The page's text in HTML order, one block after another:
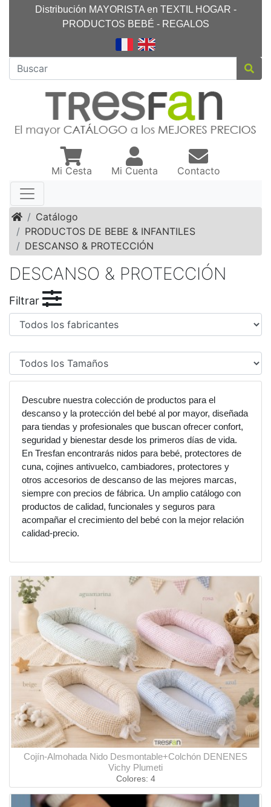
Distribución MAYORISTA en TEXTIL HOGAR -
PRODUCTOS BEBÉ - REGALOS
Mi Cesta Mi Cuenta Contacto
InicioCatálogo
PRODUCTOS DE BEBE & INFANTILES
DESCANSO & PROTECCIÓN
DESCANSO & PROTECCIÓN
Filtrar
Descubre nuestra colección de productos para el
descanso y la protección del bebé al por mayor, diseñada
para tiendas y profesionales que buscan ofrecer confort,
seguridad y bienestar desde los primeros días de vida.
En Tresfan encontrarás nidos para bebé, protectores de
cuna, cojines antivuelco, cambiadores, protectores y
otros accesorios de descanso de las mejores marcas,
siempre con precios de fábrica. Un amplio catálogo con
productos de calidad, funcionales y seguros para
acompañar el crecimiento del bebé con la mejor relación
calidad-precio.
Cojín-Almohada Nido Desmontable+Colchón DENENES
Vichy Plumeti
Colores: 4